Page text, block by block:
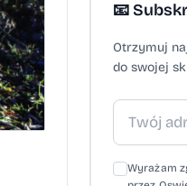
📧
Otrzymuj
do swojej
Wyrażam